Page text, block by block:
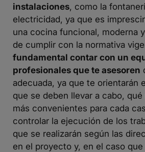
instalaciones, como la
electricidad, ya que es
una cocina funcional, moderna
de cumplir con la normativa
fundamental contar con un
profesionales que te asesoren
adecuada, ya que te orientarán
que se deben llevar a cabo,
más convenientes para cada
controlar la ejecución de los
que se realizarán según las
en el proyecto y, en el caso que